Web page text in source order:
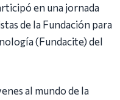
en una jornada
de la Fundación para
(Fundacite) del
al mundo de la